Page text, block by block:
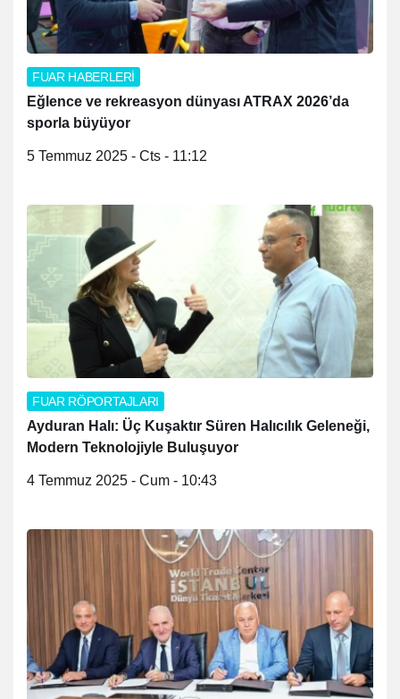
FUAR HABERLERİ
Eğlence ve rekreasyon dünyası ATRAX 2026’da
sporla büyüyor
5 Temmuz 2025 - Cts - 11:12
FUAR RÖPORTAJLARI
Ayduran Halı: Üç Kuşaktır Süren Halıcılık Geleneği,
Modern Teknolojiyle Buluşuyor
4 Temmuz 2025 - Cum - 10:43